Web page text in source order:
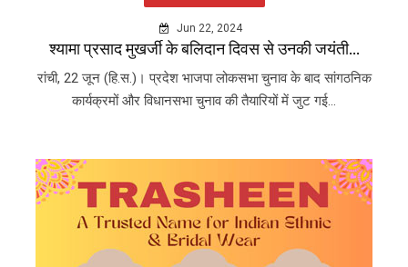
Jun 22, 2024
श्यामा प्रसाद मुखर्जी के बलिदान दिवस से उनकी जयंती...
रांची, 22 जून (हि.स.)। प्रदेश भाजपा लोकसभा चुनाव के बाद सांगठनिक
कार्यक्रमों और विधानसभा चुनाव की तैयारियों में जुट गई...